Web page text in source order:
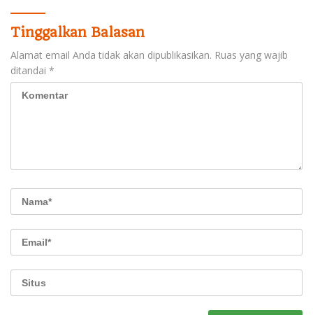
Tinggalkan Balasan
Alamat email Anda tidak akan dipublikasikan. Ruas yang wajib
ditandai *